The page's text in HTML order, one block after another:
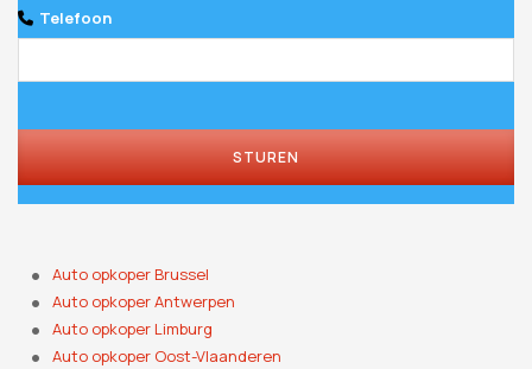
Telefoon
STUREN
Auto opkoper Brussel
Auto opkoper Antwerpen
Auto opkoper Limburg
Auto opkoper Oost-Vlaanderen